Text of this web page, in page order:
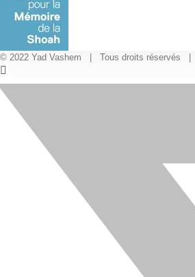
© 2022 Yad Vashem | Tous droits réservés |
X